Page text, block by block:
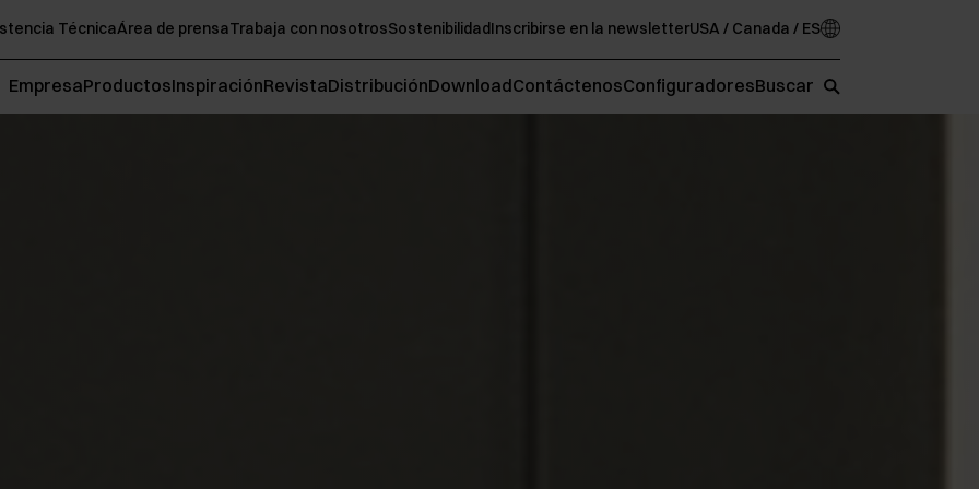
TécnicaÁrea de prensaTrabaja con nosotrosSostenibilidadInscribirse en la newsletterUSA / Canada / ES
EmpresaProductosInspiraciónRevistaDistribuciónDownloadContáctenosConfiguradoresBuscar